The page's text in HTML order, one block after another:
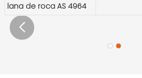
lana de roca AS 4964